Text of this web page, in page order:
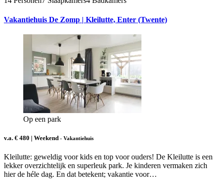
Vakantiehuis De Zomp | Kleilutte, Enter (Twente)
Op een park
v.a. € 480 | Weekend - Vakantiehuis
Kleilutte: geweldig voor kids en top voor ouders! De Kleilutte is een
lekker overzichtelijk en superleuk park. Je kinderen vermaken zich
hier de héle dag. En dat betekent; vakantie voor…